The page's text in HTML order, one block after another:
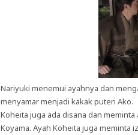
Nariyuki menemui ayahnya dan
menyamar menjadi kakak puteri Ako.
Koheita juga ada disana dan
Koyama. Ayah Koheita juga meminta